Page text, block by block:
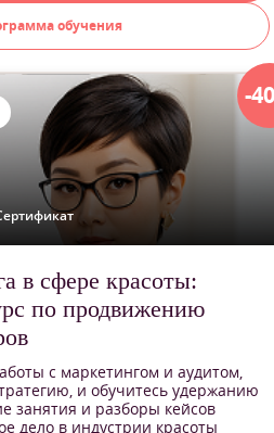
обучения
-
в сфере красоты:
по продвижению
с маркетингом и аудитом,
и обучитесь удержанию
занятия и разборы кейсов
дело в индустрии красоты